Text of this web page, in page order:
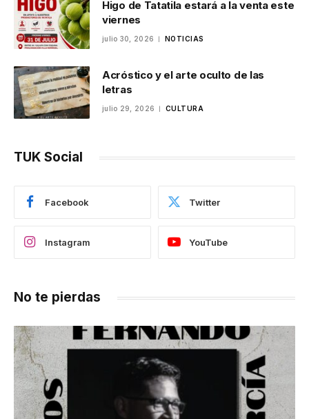
Higo de Tatatila estará a la venta este
viernes
julio 30, 2026 NOTICIAS
Acróstico y el arte oculto de las
letras
julio 29, 2026 CULTURA
TUK Social
Facebook Twitter
Instagram YouTube
No te pierdas